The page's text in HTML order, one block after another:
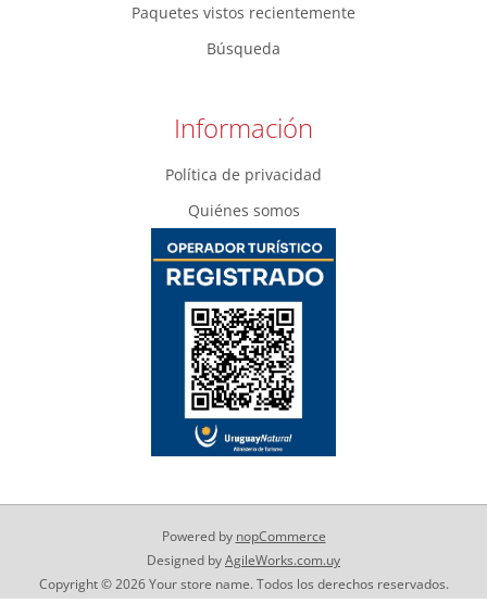
Paquetes vistos recientemente
Búsqueda
Información
Política de privacidad
Quiénes somos
Powered by nopCommerce
Designed byAgileWorks.com.uy
Copyright © 2026 Your store name. Todos los derechos reservados.